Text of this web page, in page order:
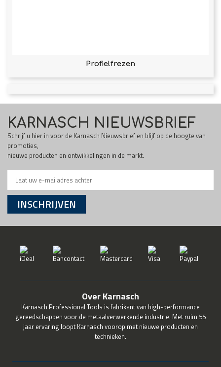
Profielfrezen
KARNASCH NIEUWSBRIEF
Schrijf u hier in voor de Karnasch Nieuwsbrief en blijf op de hoogte van
promoties,
nieuwe producten en ontwikkelingen in de markt.
INSCHRIJVEN
Over Karnasch
Karnasch Professional Tools is fabrikant van high-performance
gereedschappen voor de metaalverwerkende industrie. Met ruim 55
jaar ervaring loopt Karnasch voorop met nieuwe producten en
technieken.